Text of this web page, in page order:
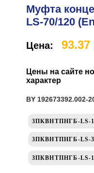
Муфта
LS-70/120
Цена: 93.37
Цены на сайте
характер
BY 192673392.002-
3ПКВНТПНГБ-LS-
3ПКВНТПНГБ-LS-
3ПКВНТПНГБ-LS-